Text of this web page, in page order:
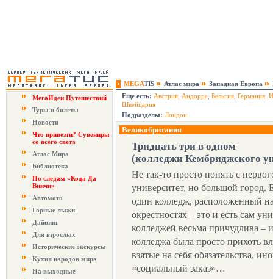
MEGATIS Атлас мира Западная Европа
МегаИдеи Путешествий
Туры и билеты
Новости
Что привезти? Сувениры
со всего света
Атлас Мира
Библиотека
По следам «Кода Да
Винчи»
Автомото
Горные лыжи
Дайвинг
Для взрослых
Исторические экскурсы
Кухня народов мира
На выходные
Еще есть: Австрия Андорра Бельгия Германия
Швейцария
Подразделы: Лондон
Великобритания
Тридцать три в одном
(колледжи Кембриджского
Не так-то просто понять с
университет, но большой город.
один колледж, расположенный
окрестностях – это и есть сам
колледжей весьма причудлива
колледжа была просто прихоть
взятые на себя обязательства,
«социальный заказ»…